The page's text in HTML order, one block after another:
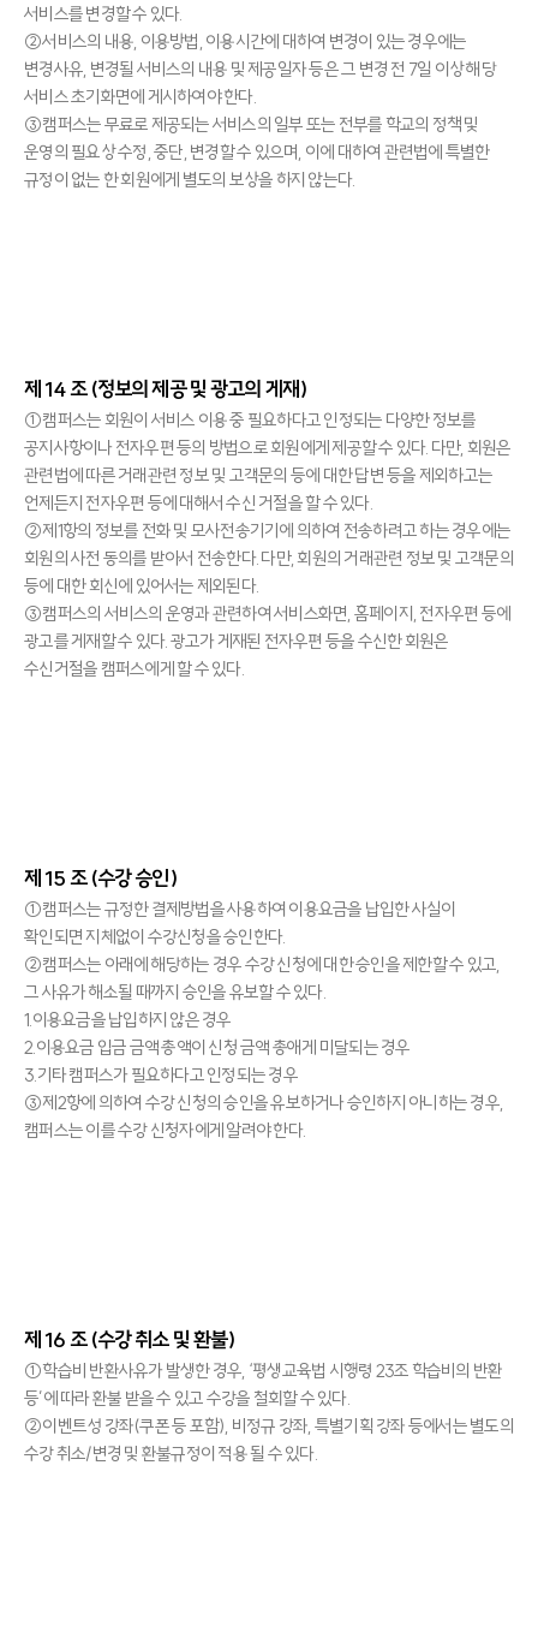
서비스를 변경할 수 있다.
②서비스의 내용, 이용방법, 이용시간에 대하여 변경이 있는 경우에는
변경사유, 변경될 서비스의 내용 및 제공일자 등은 그 변경 전 7일 이상 해당
서비스 초기화면에 게시하여야 한다.
③캠퍼스는 무료로 제공되는 서비스의 일부 또는 전부를 학교의 정책 및
운영의 필요상 수정, 중단, 변경할 수 있으며, 이에 대하여 관련법에 특별한
규정이 없는 한 회원에게 별도의 보상을 하지 않는다.
제 14 조 (정보의 제공 및 광고의 게재)
①캠퍼스는 회원이 서비스 이용 중 필요하다고 인정되는 다양한 정보를
공지사항이나 전자우편 등의 방법으로 회원에게 제공할 수 있다. 다만, 회원은
관련법에 따른 거래관련 정보 및 고객문의 등에 대한 답변 등을 제외하고는
언제든지 전자우편 등에 대해서 수신 거절을 할 수 있다.
②제1항의 정보를 전화 및 모사전송기기에 의하여 전송하려고 하는 경우에는
회원의 사전 동의를 받아서 전송한다. 다만, 회원의 거래관련 정보 및 고객문의
등에 대한 회신에 있어서는 제외된다.
③캠퍼스의 서비스의 운영과 관련하여 서비스화면, 홈페이지, 전자우편 등에
광고를 게재할 수 있다. 광고가 게재된 전자우편 등을 수신한 회원은
수신거절을 캠퍼스에게 할 수 있다.
제 15 조 (수강 승인)
①캠퍼스는 규정한 결제방법을 사용하여 이용요금을 납입한 사실이
확인되면 지체없이 수강신청을 승인한다.
②캠퍼스는 아래에 해당하는 경우 수강 신청에 대한 승인을 제한할 수 있고,
그 사유가 해소될 때까지 승인을 유보할 수 있다.
1.이용요금을 납입하지 않은 경우
2.이용요금 입금 금액 총액이 신청 금액 총애게 미달되는 경우
3.기타 캠퍼스가 필요하다고 인정되는 경우
③제2항에 의하여 수강 신청의 승인을 유보하거나 승인하지 아니하는 경우,
캠퍼스는 이를 수강 신청자에게 알려야 한다.
제 16 조 (수강 취소 및 환불)
①학습비 반환사유가 발생한 경우, ‘평생교육법 시행령 23조 학습비의 반환
등’에 따라 환불 받을 수 있고 수강을 철회할 수 있다.
②이벤트성 강좌(쿠폰 등 포함), 비정규 강좌, 특별기획 강좌 등에서는 별도의
수강 취소/변경 및 환불규정이 적용 될 수 있다.